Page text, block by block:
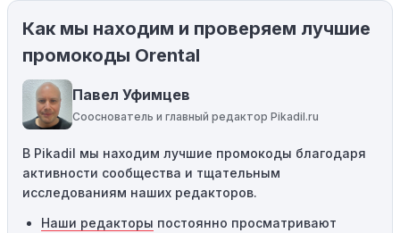
Ограничения на использование промокода:
Некоторые промокоды распространяются только на
определенные товары, бренды или категории. Если вы
пытаетесь применить код к товару, не
соответствующему критериям, он не сработает.
промокоды требуют соблюдения минимального
порога покупки, чтобы получить право на скидку. Если
сумма в корзине не соответствует указанному порогу,
код не сработает.
Как мы находим и проверяем лучшие
промокоды Orental
Павел Уфимцев
Сооснователь и главный редактор Pikadil.ru
В Pikadil мы находим лучшие промокоды благодаря
активности сообщества и тщательным
исследованиям наших редакторов.
Наши редакторы постоянно просматривают